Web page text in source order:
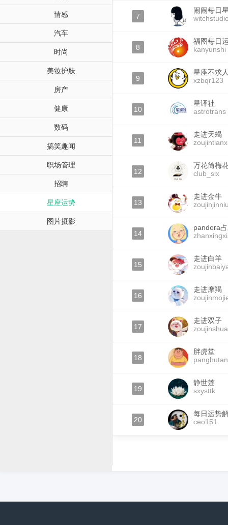
情感
汽车
时尚
美妆护肤
房产
健康
数码
搞笑趣闻
职场管理
招聘
星座运势
图片摄影
7
闹闹每日
8
福图每日
kanyunshi
9
星座不求
xzbqr123
10
星译社
astrotrans
11
走进天蝎
12
万花筒梅
club_six
13
走进金牛
14
pandora
15
走进白羊
16
走进摩羯
17
走进双子
18
胖虎堂
19
静世莲
sxysttk
20
每日运势
ceo151